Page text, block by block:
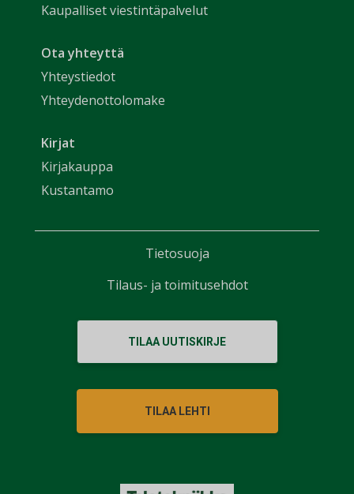
Kaupalliset viestintäpalvelut
Ota yhteyttä
Yhteystiedot
Yhteydenottolomake
Kirjat
Kirjakauppa
Kustantamo
TILAA UUTISKIRJE
TILAA LEHTI
Tietosuoja
Tilaus- ja toimitusehdot